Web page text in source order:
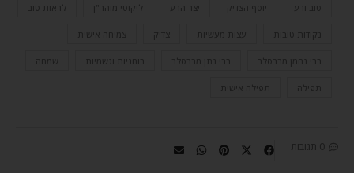
טוב ורע יוסף הצדיק יצר הרע ליקוטי מוהר"ן לראות טוב
נקודות טובות עצות מעשיות צדיק צמיחה אישית
רבי נחמן מברסלב רבי נתן מברסלב רוחניות וגשמיות שמחה
תפילה תפילה אישית
0 תגובות